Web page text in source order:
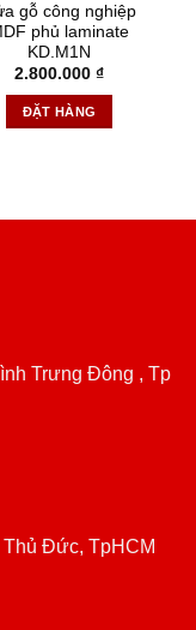
gỗ công nghiệp
phủ laminate
KD.M1N
2.800.000 ₫
ĐẶT HÀNG
Trưng Đông , Tp
Đức, TpHCM